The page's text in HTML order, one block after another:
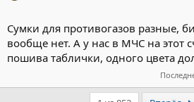
Сумки для противогазов разные,
вообще нет. А у нас в МЧС на этот
пошива таблички, одного цвета